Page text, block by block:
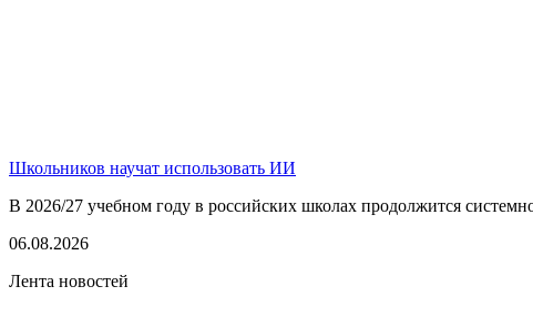
Школьников научат использовать ИИ
В 2026/27 учебном году в российских школах продолжится
06.08.2026
Лента новостей